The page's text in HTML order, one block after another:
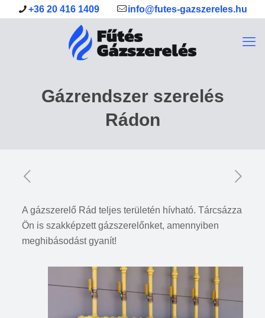
+36 20 416 1409 info@futes-gazszereles.hu
Gázrendszer szerelés
Rádon
A gázszerelő Rád teljes területén hívható. Tárcsázza
Ön is szakképzett gázszerelőnket, amennyiben
meghibásodást gyanít!